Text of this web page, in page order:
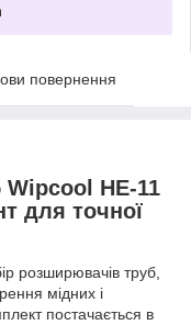
повернення
HE-11
для точної
розширювачів труб,
мідних і
постачається в